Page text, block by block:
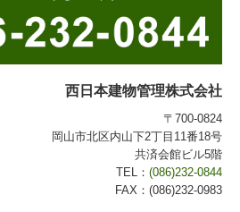
西日本建物管理株式会社
〒700-0824
岡山市北区内山下2丁目11番18号
共済会館ビル5階
TEL： (086)232-0844
FAX：(086)232-0983